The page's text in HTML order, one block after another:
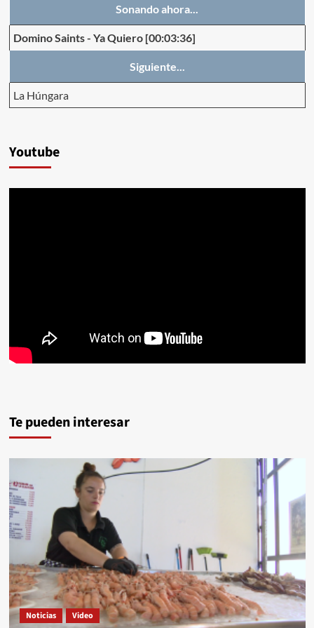
Sonando ahora...
Domino Saints- Ya Quiero [00:03:36]
Siguiente...
La Húngara
Youtube
Te pueden interesar
Noticias Video